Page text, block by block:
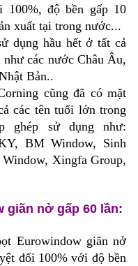
100%, độ bền gấp 10
xuất tại trong nước...
dụng hầu hết ở tất cả
các nước Châu Âu,
Bản..
cũng đã có mặt
các tên tuổi lớn trong
ghép sử dụng như:
BM Window, Sinh
Xingfa Group,
giãn nở gấp 60 lần:
Eurowindow giãn nở
đối 100% với độ bền